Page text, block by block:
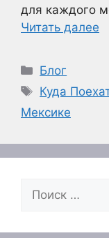
для каждого
Читать далее
Рубрики
Блог
Метки
Куда
Мексике
Поиск: